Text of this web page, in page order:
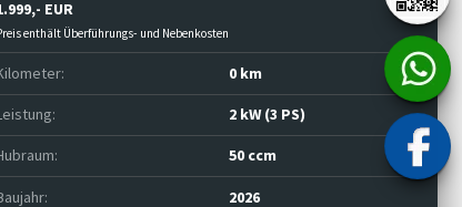
EUR
enthält Überführungs- und Nebenkosten
0 km
2 kW (3 PS)
50 ccm
2026